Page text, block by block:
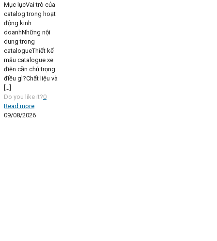
Mục lụcVai trò của
catalog trong hoạt
động kinh
doanhNhững nội
dung trong
catalogueThiết kế
mẫu catalogue xe
điện cần chú trọng
điều gì?Chất liệu và
Do you like it?0
Read more
09/08/2026